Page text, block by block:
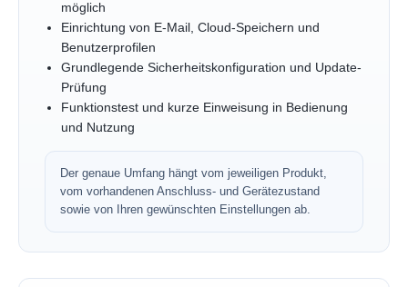
möglich
Einrichtung von E-Mail, Cloud-Speichern und
Benutzerprofilen
Grundlegende Sicherheitskonfiguration und Update-
Prüfung
Funktionstest und kurze Einweisung in Bedienung
und Nutzung
Der genaue Umfang hängt vom jeweiligen Produkt,
vom vorhandenen Anschluss- und Gerätezustand
sowie von Ihren gewünschten Einstellungen ab.